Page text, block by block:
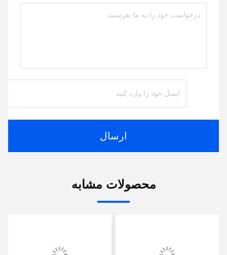
ارسال
محصولات مشابه